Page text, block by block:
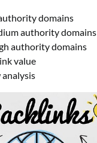
domains
authority domains
authority domains
value